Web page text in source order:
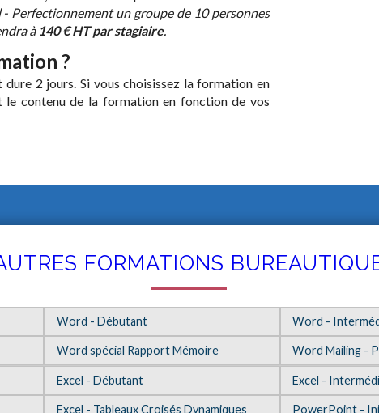
Perfectionnement un groupe de 10 personnes
à 140 € HT par stagiaire.
?
2 jours. Si vous choisissez la formation en
le contenu de la formation en fonction de vos
FORMATIONS
Word - Débutant Word -
Word spécial Rapport Mémoire Word Mailing -
Excel - Débutant Excel -
Excel - Tableaux Croisés Dynamiques PowerPoint -